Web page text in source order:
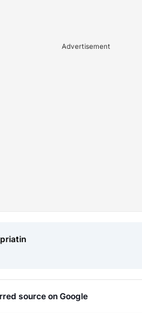
Advertisement
source on Google